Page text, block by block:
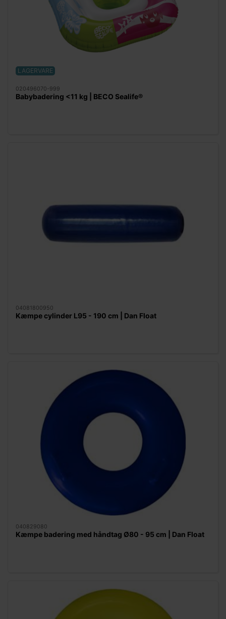
LAGERVARE
020496070-999
Babybadering <11 kg | BECO Sealife®
04081800950
Kæmpe cylinder L95 - 190 cm | Dan Float
040829080
Kæmpe badering med håndtag Ø80 - 95 cm | Dan Float